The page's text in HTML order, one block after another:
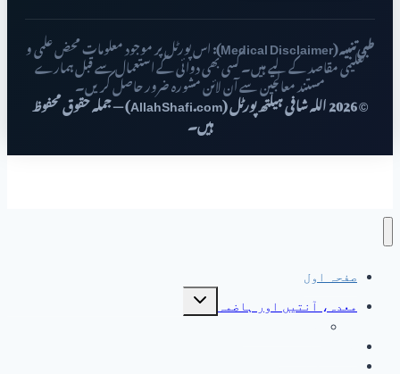
طبی تنبیہ (Medical Disclaimer): اس پورٹل پر موجود معلومات محض علمی و
تعلیمی مقاصد کے لیے ہیں۔ کسی بھی دوائی کے استعمال سے قبل ہمارے
مستند معالجین سے آن لائن مشورہ ضرور حاصل کریں۔
© 2026 اللہ شافی ہیلتھ پورٹل (AllahShafi.com) — جملہ حقوق محفوظ
ہیں۔
صفحہ اول
معدہ، آنتیں اور ہاضمہ
Toggle